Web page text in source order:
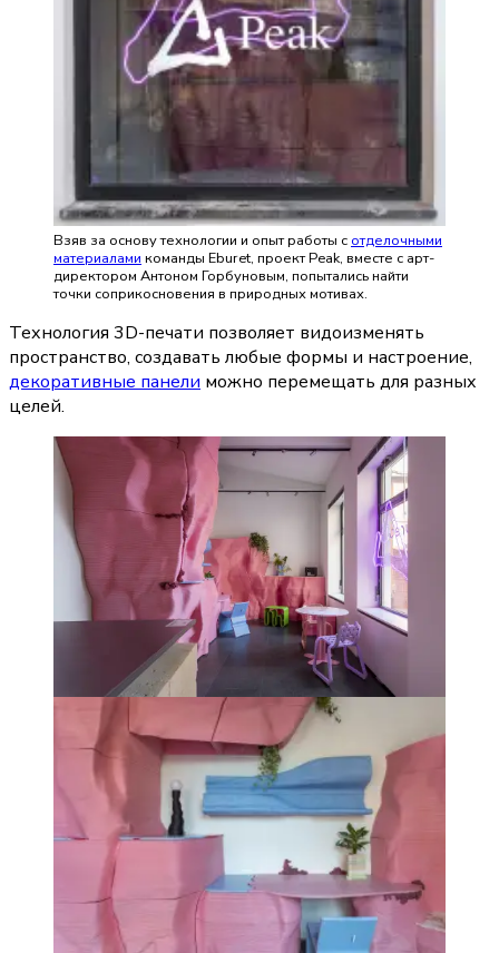
Взяв за основу технологии и опыт работы с отделочными
материалами команды Eburet, проект Peak, вместе с арт-
директором Антоном Горбуновым, попытались найти
точки соприкосновения в природных мотивах.
Технология 3D-печати позволяет видоизменять
декоративные панели можно перемещать для разных
целей.